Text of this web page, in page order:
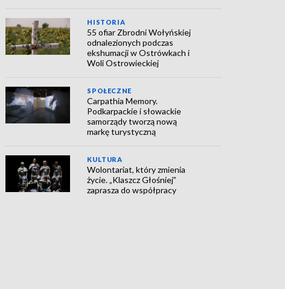
HISTORIA
55 ofiar Zbrodni Wołyńskiej
odnalezionych podczas
ekshumacji w Ostrówkach i
Woli Ostrowieckiej
SPOŁECZNE
Carpathia Memory.
Podkarpackie i słowackie
samorządy tworzą nową
markę turystyczną
KULTURA
Wolontariat, który zmienia
życie. „Klaszcz Głośniej”
zaprasza do współpracy